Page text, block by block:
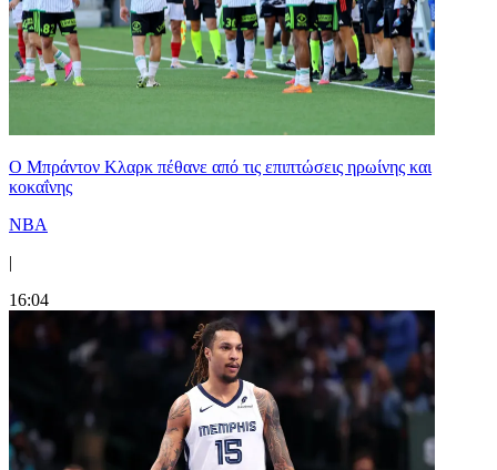
Ο Μπράντον Κλαρκ πέθανε από τις επιπτώσεις ηρωίνης και
κοκαΐνης
NBA
|
16:04